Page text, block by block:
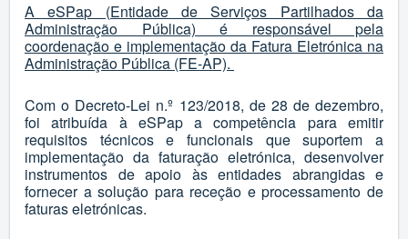
A eSPap (Entidade de Serviços Partilhados da
Administração Pública) é responsável pela
coordenação e implementação da Fatura Eletrónica na
Administração Pública (FE-AP).
Com o Decreto-Lei n.º 123/2018, de 28 de dezembro,
foi atribuída à eSPap a competência para emitir
requisitos técnicos e funcionais que suportem a
implementação da faturação eletrónica, desenvolver
instrumentos de apoio às entidades abrangidas e
fornecer a solução para receção e processamento de
faturas eletrónicas.